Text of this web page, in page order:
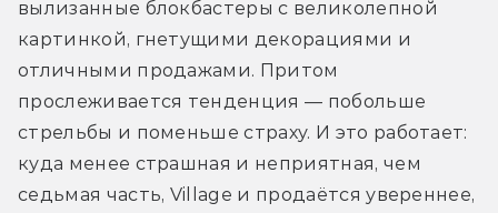
вылизанные блокбастеры с великолепной
картинкой, гнетущими декорациями и
отличными продажами. Притом
прослеживается тенденция — побольше
стрельбы и поменьше страху. И это работает:
куда менее страшная и неприятная, чем
седьмая часть, Village и продаётся увереннее,